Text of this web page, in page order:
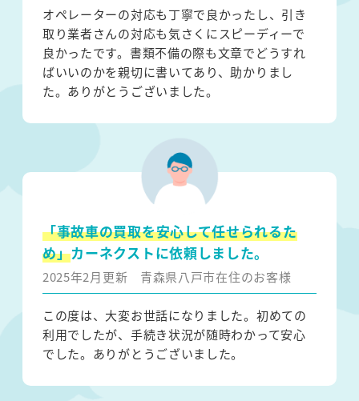
オペレーターの対応も丁寧で良かったし、引き
取り業者さんの対応も気さくにスピーディーで
良かったです。書類不備の際も文章でどうすれ
ばいいのかを親切に書いてあり、助かりまし
た。ありがとうございました。
「事故車の買取を安心して任せられるた
め」カーネクストに依頼しました。
2025年2月更新 青森県八戸市在住のお客様
この度は、大変お世話になりました。初めての
利用でしたが、手続き状況が随時わかって安心
でした。ありがとうございました。